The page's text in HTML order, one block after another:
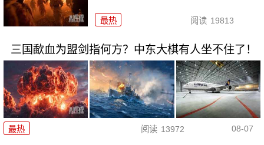
最热 阅读 19813
三国歃血为盟剑指何方？中东大棋有人坐不住了！
最热 阅读 13972 08-07